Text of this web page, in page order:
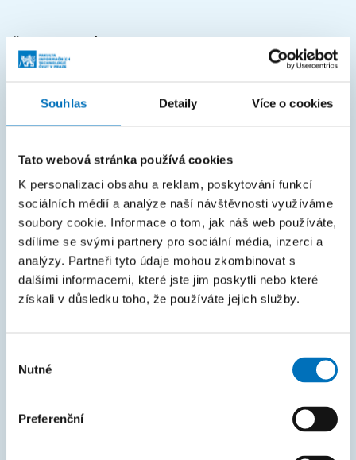
Souhlas Detaily Více o cookies
Tato webová stránka používá cookies
K personalizaci obsahu a reklam, poskytování funkcí
sociálních médií a analýze naší návštěvnosti využíváme
soubory cookie. Informace o tom, jak náš web používáte,
sdílíme se svými partnery pro sociální média, inzerci a
analýzy. Partneři tyto údaje mohou zkombinovat s
dalšími informacemi, které jste jim poskytli nebo které
získali v důsledku toho, že používáte jejich služby.
souhlasu
Nutné
Preferenční
Studijní oddělení
Rozcestník systémů
KOS
Courses
Intranet
MAPA STRÁNEK
Věda a výzkum